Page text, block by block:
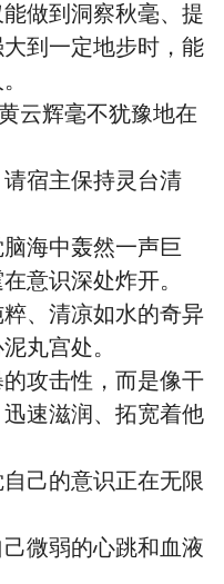
做到洞察秋毫、提
到一定地步时，能
云辉毫不犹豫地在
宿主保持灵台清
海中轰然一声巨
意识深处炸开。
、清凉如水的奇异
丸宫处。
攻击性，而是像干
速滋润、拓宽着他
己的意识正在无限
微弱的心跳和血液